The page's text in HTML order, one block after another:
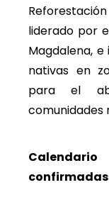
liderado por
Magdalena,
nativas en
para el
comunidades
confirmadas